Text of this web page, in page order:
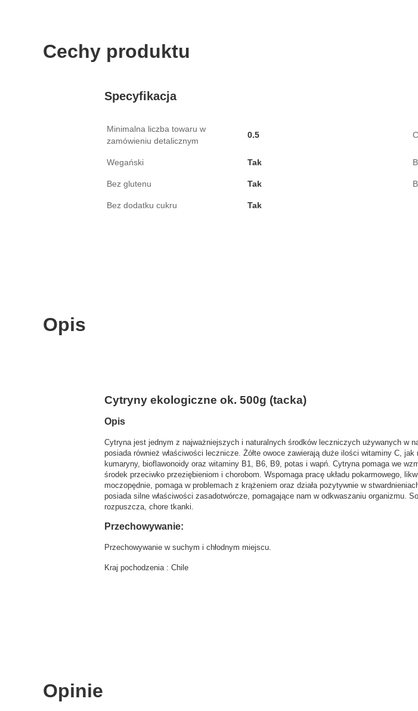
Cechy produktu
Specyfikacja
Minimalna liczba towaru w
zamówieniu detalicznym
0.5
Wegański Tak
Bez glutenu Tak
Bez dodatku cukru Tak
Opis
Cytryny ekologiczne ok. 500g (tacka)
Opis
Cytryna jest jednym z najważniejszych i naturalnych środków leczniczych używanych w
posiada również właściwości lecznicze. Żółte owoce zawierają duże ilości witaminy C,
kumaryny, bioflawonoidy oraz witaminy B1, B6, B9, potas i wapń. Cytryna pomaga we
środek przeciwko przeziębieniom i chorobom. Wspomaga pracę układu pokarmowego,
moczopędnie, pomaga w problemach z krążeniem oraz działa pozytywnie w
posiada silne właściwości zasadotwórcze, pomagające nam w odkwaszaniu organizmu.
rozpuszcza, chore tkanki.
Przechowywanie:
Przechowywanie w suchym i chłodnym miejscu.
Kraj pochodzenia : Chile
Opinie